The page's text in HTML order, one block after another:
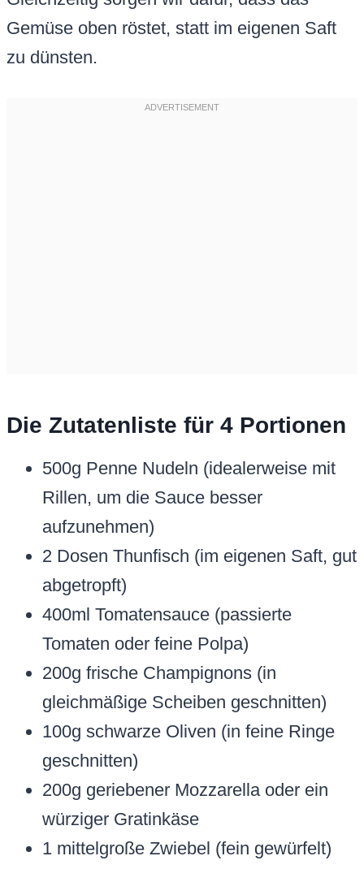
Gemüse oben röstet, statt im eigenen Saft
zu dünsten.
Die Zutatenliste für 4 Portionen
500g Penne Nudeln (idealerweise mit
Rillen, um die Sauce besser
aufzunehmen)
2 Dosen Thunfisch (im eigenen Saft, gut
abgetropft)
400ml Tomatensauce (passierte
Tomaten oder feine Polpa)
200g frische Champignons (in
gleichmäßige Scheiben geschnitten)
100g schwarze Oliven (in feine Ringe
geschnitten)
200g geriebener Mozzarella oder ein
würziger Gratinkäse
1 mittelgroße Zwiebel (fein gewürfelt)